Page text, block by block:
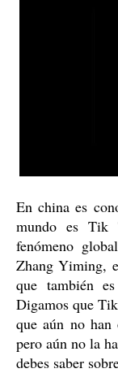
En china es
mundo es Tik
fenómeno
Zhang Yiming,
que también
Digamos que
que aún no
pero aún no la
debes saber